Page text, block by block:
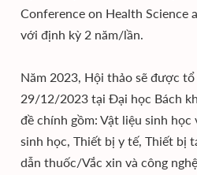
Conference on Health Science
với định kỳ 2 năm/lần.
Năm 2023, Hội thảo sẽ được
29/12/2023 tại Đại học Bách
đề chính gồm: Vật liệu sinh
sinh học, Thiết bị y tế, Thiết bị
dẫn thuốc/Vắc xin và công